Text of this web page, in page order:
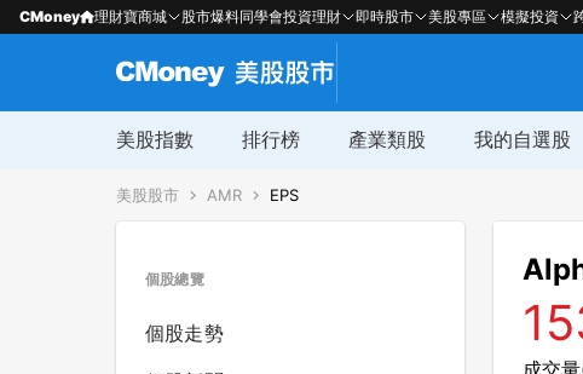
CMoney 理財寶商城 股市爆料同學會投資理財 即時股市 美股專區 模擬投資
美股指數 排行榜 產業類股 我的自選股
美股股市 AMR EPS
個股總覽
個股走勢
成交